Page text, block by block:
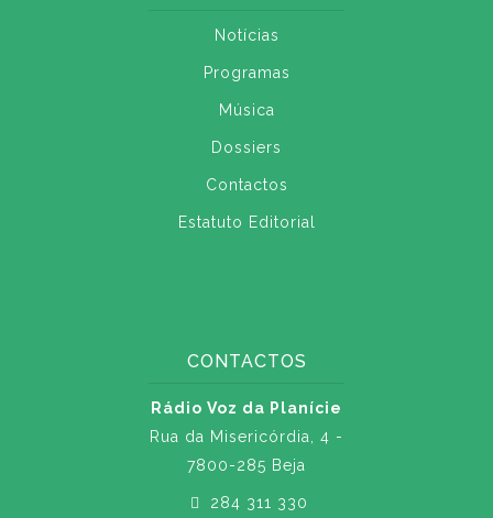
Notícias
Programas
Música
Dossiers
Contactos
Estatuto Editorial
CONTACTOS
Rádio Voz da Planície
Rua da Misericórdia, 4 -
7800-285 Beja
284 311 330